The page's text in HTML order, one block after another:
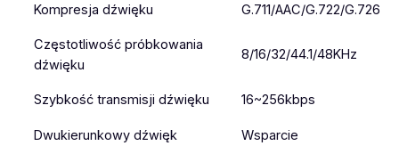
Kompresja dźwięku G.711/AAC/G.722/G.726
Częstotliwość próbkowania
dźwięku
8/16/32/44.1/48KHz
Szybkość transmisji dźwięku 16~256kbps
Dwukierunkowy dźwięk Wsparcie